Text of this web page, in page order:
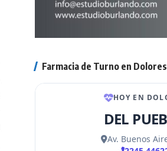
Farmacia de Turno en Dolores